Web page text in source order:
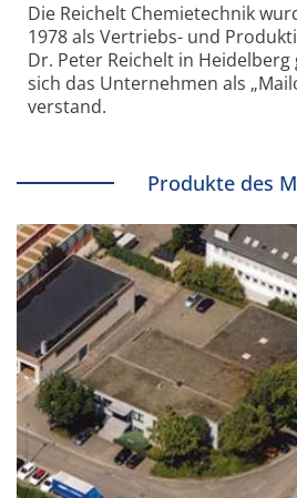
Die Reichelt Chemietechnik
1978 als Vertriebs- und
Dr. Peter Reichelt in
sich das Unternehmen als
verstand.
Produkte des